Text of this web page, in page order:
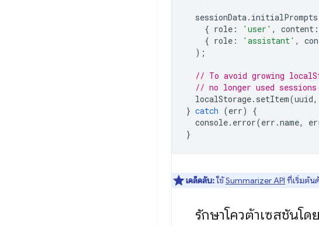
sessionData. initialPrompts
{ role : 'user' , content :
{ role : 'assistant' ,
);
// To avoid growing
// no longer used
localStorage. setItem(uuid,
} catch (err)
{
console. error(err .name,
}
เคล็ดลับ:ใช้Summarizer API ที่เริ่มต้น
รักษาโควต้าเซสชันโ